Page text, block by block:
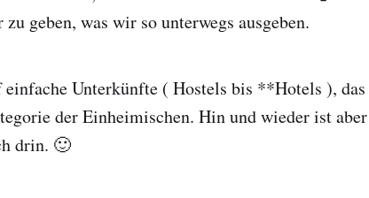
geben, was wir so unterwegs ausgeben.
Unterkünfte ( Hostels bis **Hotels ), das
der Einheimischen. Hin und wieder ist aber
drin. 🙂